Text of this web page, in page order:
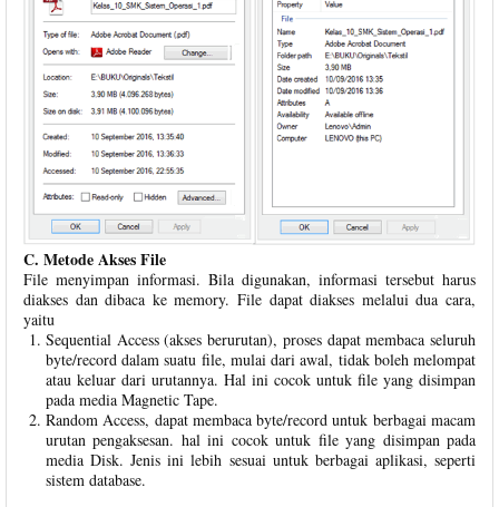
C. Metode Akses File
File menyimpan informasi. Bila digunakan, informasi tersebut harus
diakses dan dibaca ke memory. File dapat diakses melalui dua cara,
yaitu
Sequential Access (akses berurutan), proses dapat membaca seluruh
byte/record dalam suatu file, mulai dari awal, tidak boleh melompat
atau keluar dari urutannya. Hal ini cocok untuk file yang disimpan
pada media Magnetic Tape.
Random Access, dapat membaca byte/record untuk berbagai macam
urutan pengaksesan. hal ini cocok untuk file yang disimpan pada
media Disk. Jenis ini lebih sesuai untuk berbagai aplikasi, seperti
sistem database.